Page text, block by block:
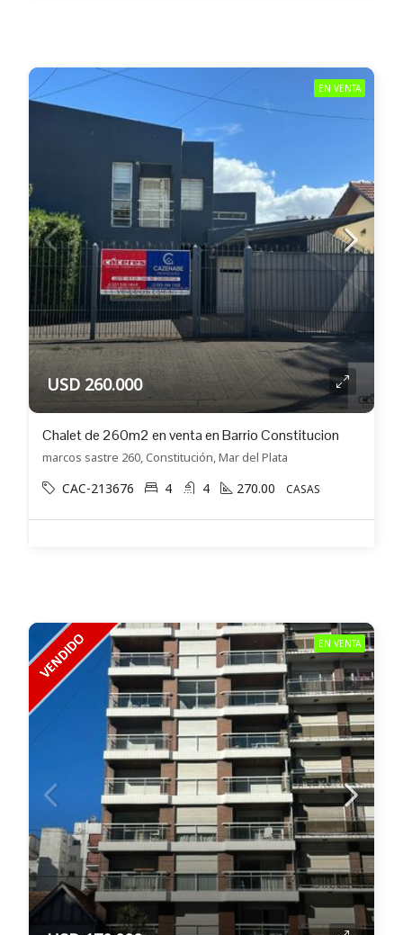
EN VENTA
USD 260.000
Chalet de 260m2 en venta en Barrio Constitucion
marcos sastre 260, Constitución, Mar del Plata
CAC-213676 4 4 270.00 CASAS
EN VENTA